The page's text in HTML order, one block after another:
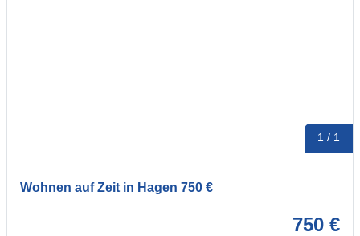
1 / 1
Wohnen auf Zeit in Hagen 750 €
750 €